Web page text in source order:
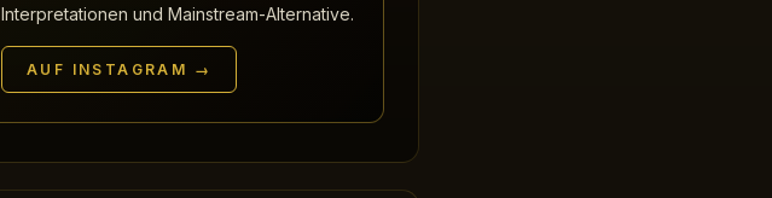
Interpretationen und Mainstream-Alternative.
AUF INSTAGRAM →